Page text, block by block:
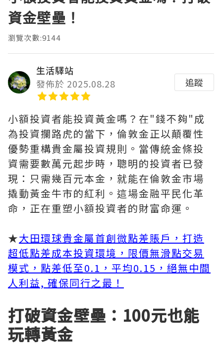
資金壁壘！
瀏覽次數:9144
生活驛站
發佈於 2025.08.28
追蹤
小額投資者能投資黃金嗎？在"錢不夠"成
為投資攔路虎的當下，倫敦金正以顛覆性
優勢重構貴金屬投資規則。當傳統金條投
資需要數萬元起步時，聰明的投資者已發
現：只需幾百元本金，就能在倫敦金市場
撬動黃金牛市的紅利。這場金融平民化革
命，正在重塑小額投資者的財富命運。
★大田環球貴金屬首創微點差賬戶，打造
超低點差成本投資環境，限價無滑點交易
模式，點差低至0.1，平均0.15，絕無中間
人利益, 確保同行之最！
打破資金壁壘：100元也能
玩轉黃金